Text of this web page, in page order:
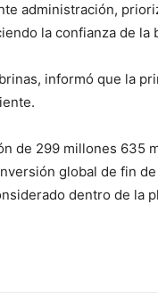
administración,
la confianza de la
informó que la
de 299 millones 635
global de fin
dentro de la